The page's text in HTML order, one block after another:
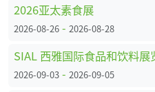
2026亚太素食展
2026-08-26 - 2026-08-28
SIAL 西雅国际食品和饮料展
2026-09-03 - 2026-09-05